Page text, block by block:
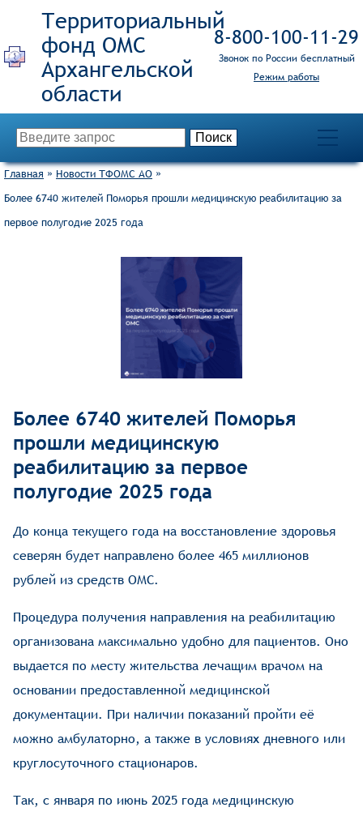
Территориальный
фонд ОМС
8‑800‑100‑11‑29
Звонок по России бесплатный
Режим работы
Главная » Новости ТФОМС АО »
Более 6740 жителей Поморья прошли медицинскую реабилитацию за
первое полугодие 2025 года
Более 6740 жителей Поморья
прошли медицинскую
реабилитацию за первое
полугодие 2025 года
До конца текущего года на восстановление здоровья
северян будет направлено более 465 миллионов
рублей из средств ОМС.
Процедура получения направления на реабилитацию
организована максимально удобно для пациентов. Оно
выдается по месту жительства лечащим врачом на
основании предоставленной медицинской
документации. При наличии показаний пройти её
можно амбулаторно, а также в условиях дневного или
круглосуточного стационаров.
Так, с января по июнь 2025 года медицинскую